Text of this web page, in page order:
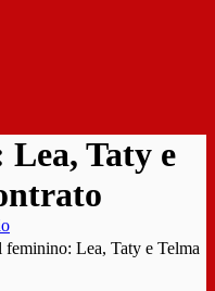
Taty e
feminino: Lea, Taty e Telma